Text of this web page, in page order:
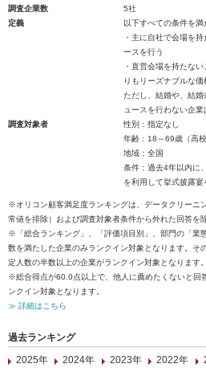
調査企業数
5社
定義
以下すべての条件を満
・主に自社で会場を
ースを行う
・直営会場を持たな
りもリーズナブルな
ただし、結婚や、結
ュースを行わない企
調査対象者
性別：指定なし
年齢：18～69歳（高
地域：全国
条件：過去4年以内に
を利用して挙式披露宴
※オリコン顧客満足度ランキングは、データクリーニ
常値を排除）および調査対象者条件から外れた回答を
※「総合ランキング」、「評価項目別」、部門の「業
数を満たした企業のみランクイン対象となります。そ
定人数の半数以上の企業がランクイン対象となります。
※総合得点が60.0点以上で、他人に薦めたくないと回
ンクイン対象となります。
≫ 詳細はこちら
過去ランキング
2025年
2024年 2023年 2022年